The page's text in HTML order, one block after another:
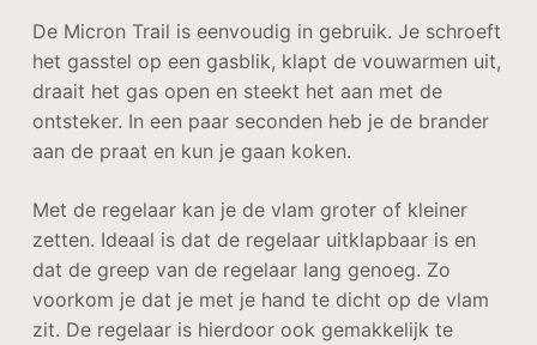
De Micron Trail is eenvoudig in gebruik. Je schroeft
het gasstel op een gasblik, klapt de vouwarmen uit,
draait het gas open en steekt het aan met de
ontsteker. In een paar seconden heb je de brander
aan de praat en kun je gaan koken.
Met de regelaar kan je de vlam groter of kleiner
zetten. Ideaal is dat de regelaar uitklapbaar is en
dat de greep van de regelaar lang genoeg. Zo
voorkom je dat je met je hand te dicht op de vlam
zit. De regelaar is hierdoor ook gemakkelijk te